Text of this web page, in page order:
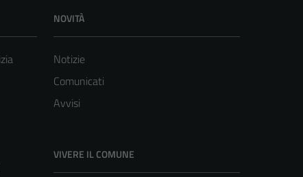
NOVITÀ
Notizie
Comunicati
Avvisi
VIVERE IL COMUNE